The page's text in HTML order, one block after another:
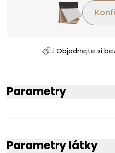
Objednejte si
Parametry
Parametry látky